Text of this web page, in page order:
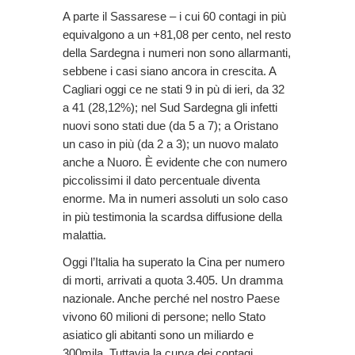
A parte il Sassarese – i cui 60 contagi in più
equivalgono a un +81,08 per cento, nel resto
della Sardegna i numeri non sono allarmanti,
sebbene i casi siano ancora in crescita. A
Cagliari oggi ce ne stati 9 in pù di ieri, da 32
a 41 (28,12%); nel Sud Sardegna gli infetti
nuovi sono stati due (da 5 a 7); a Oristano
un caso in più (da 2 a 3); un nuovo malato
anche a Nuoro. È evidente che con numero
piccolissimi il dato percentuale diventa
enorme. Ma in numeri assoluti un solo caso
in più testimonia la scardsa diffusione della
malattia.
Oggi l’Italia ha superato la Cina per numero
di morti, arrivati a quota 3.405. Un dramma
nazionale. Anche perché nel nostro Paese
vivono 60 milioni di persone; nello Stato
asiatico gli abitanti sono un miliardo e